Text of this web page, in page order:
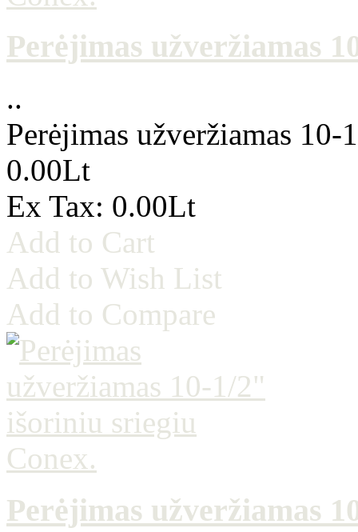
Perėjimas užveržiamas
..
Perėjimas užveržiamas
0.00Lt
Ex Tax: 0.00Lt
Add to Cart
Add to Wish List
Add to Compare
Perėjimas užveržiamas